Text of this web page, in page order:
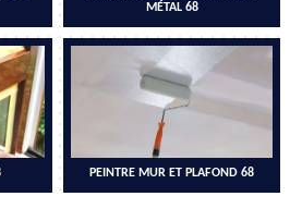
MÉTAL 68
PEINTRE MUR ET PLAFOND 68